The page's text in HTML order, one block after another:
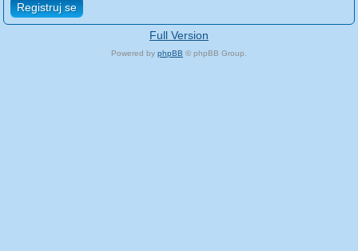
Registruj se
Full Version
Powered by phpBB © phpBB Group.